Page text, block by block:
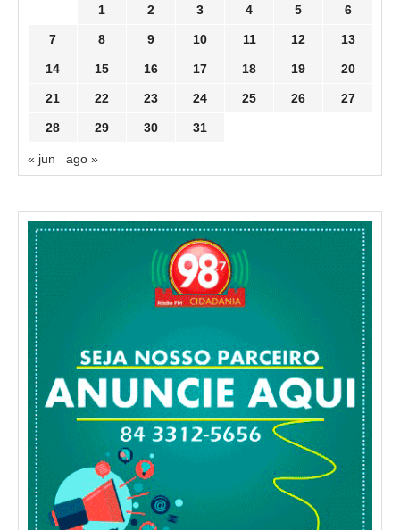
1 2 3 4 5 6
7 8 9 10 11 12 13
14 15 16 17 18 19 20
21 22 23 24 25 26 27
28 29 30 31
« jun ago »